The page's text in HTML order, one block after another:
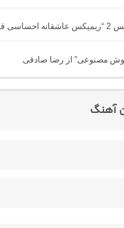
تیرداد
“هوش مصنوعی” از رضا صادقی
آهنگ